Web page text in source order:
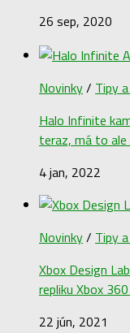
26 sep, 2020
Novinky/ Tipy
Halo Infinite
teraz, má to ale
4 jan, 2022
Novinky/ Tipy
Xbox Design
repliku Xbox
22 jún, 2021